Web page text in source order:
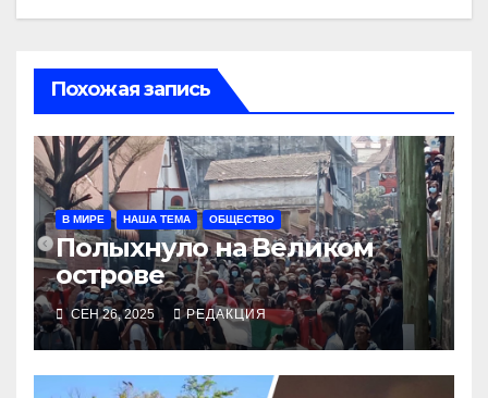
Похожая запись
В МИРЕ НАША ТЕМА ОБЩЕСТВО
Полыхнуло на Великом
острове
СЕН 26, 2025 РЕДАКЦИЯ